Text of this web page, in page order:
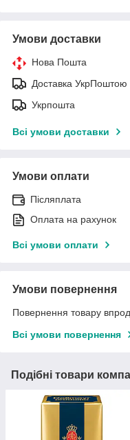
Умови доставки
Нова Пошта
Доставка УкрПоштою
Укрпошта
Всі умови доставки
Умови оплати
Післяплата
Оплата на рахунок
Всі умови оплати
Умови повернення
Повернення товару
Всі умови повернення
Подібні товари